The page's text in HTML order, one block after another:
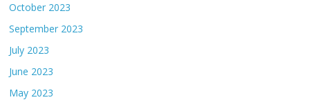
October 2023
September 2023
July 2023
June 2023
May 2023